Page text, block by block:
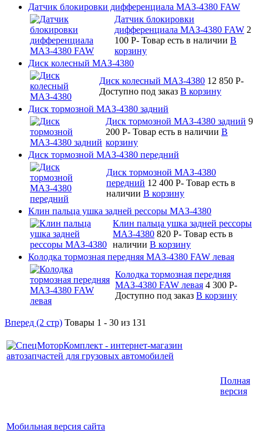
Датчик блокировки дифференциала МАЗ-4380 FAW
Датчик блокировки
дифференциала МАЗ-4380 FAW 2
100 P- Товар есть в наличии В
корзину
Диск колесный МАЗ-4380
Диск колесный МАЗ-4380 12 850 P-
Доступно под заказ В корзину
Диск тормозной МАЗ-4380 задний
Диск тормозной МАЗ-4380 задний 9
200 P- Товар есть в наличии В
корзину
Диск тормозной МАЗ-4380 передний
Диск тормозной МАЗ-4380
передний 12 400 P- Товар есть в
наличии В корзину
Клин пальца ушка задней рессоры МАЗ-4380
Клин пальца ушка задней рессоры
МАЗ-4380 820 P- Товар есть в
наличии В корзину
Колодка тормозная передняя МАЗ-4380 FAW левая
Колодка тормозная передняя
МАЗ-4380 FAW левая 4 300 P-
Доступно под заказ В корзину
Вперед (2 стр) Товары 1 - 30 из 131
Мобильная версия сайта
Полная
версия